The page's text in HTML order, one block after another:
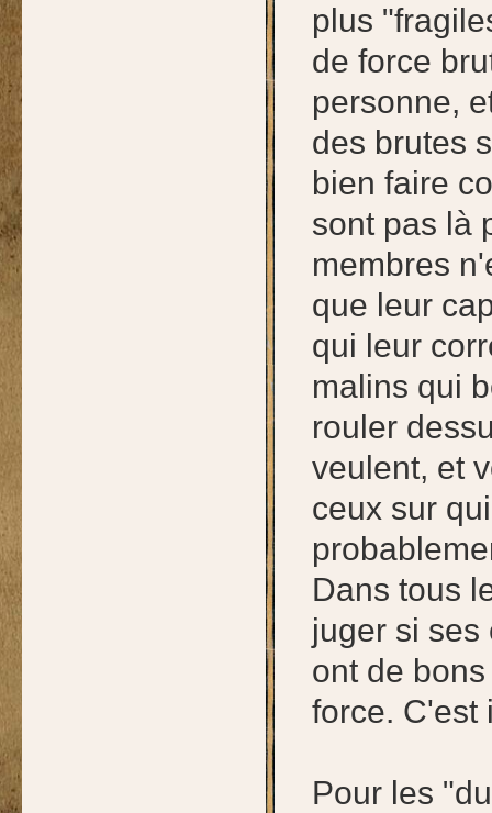
plus
de force
personne,
des brutes
bien faire
sont pas là
membres
que leur
qui leur
malins qui
rouler
veulent, et
ceux sur
Dans tous
juger si ses
ont de
force. C'est
Pour les